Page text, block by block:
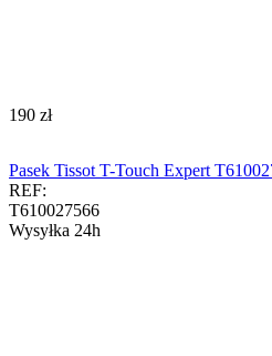
‍190‍ zł
Pasek Tissot T-Touch Expert
REF:
T610027566
Wysyłka 24h